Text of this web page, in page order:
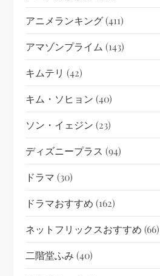
アニメランキング(411)
アマゾンプライム (143)
キムテリ (42)
キム・ソヒョン (40)
ソン・イェジン (23)
ディズニープラス (94)
ドラマ (30)
ドラマおすすめ (162)
ネットフリックスおすすめ (66)
二階堂ふみ (40)